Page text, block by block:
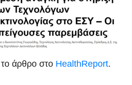
άρθρο στο HealthReport.